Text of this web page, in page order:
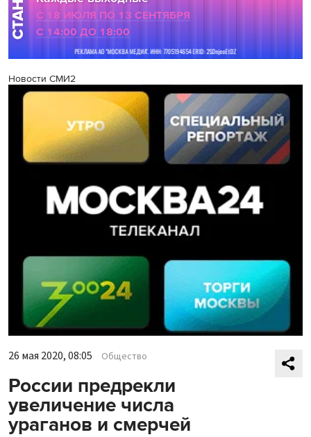
Новости СМИ2
26 мая 2020, 08:05 Общество
России предрекли
увеличение числа
ураганов и смерчей